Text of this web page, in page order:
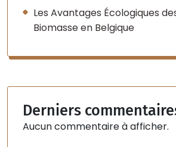
Les Avantages Écologiques
Biomasse en Belgique
Derniers
Aucun commentaire à afficher.